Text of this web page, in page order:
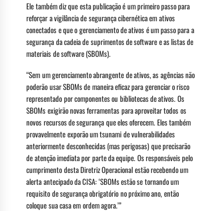
Ele também diz que esta publicação é um primeiro passo para
reforçar a vigilância de segurança cibernética em ativos
conectados e que o gerenciamento de ativos é um passo para a
segurança da cadeia de suprimentos de software e as listas de
materiais de software (SBOMs).
“Sem um gerenciamento abrangente de ativos, as agências não
poderão usar SBOMs de maneira eficaz para gerenciar o risco
representado por componentes ou bibliotecas de ativos. Os
SBOMs exigirão novas ferramentas para aproveitar todos os
novos recursos de segurança que eles oferecem. Eles também
provavelmente exporão um tsunami de vulnerabilidades
anteriormente desconhecidas (mas perigosas) que precisarão
de atenção imediata por parte da equipe. Os responsáveis ​​pelo
cumprimento desta Diretriz Operacional estão recebendo um
alerta antecipado da CISA: ‘SBOMs estão se tornando um
requisito de segurança obrigatório no próximo ano, então
coloque sua casa em ordem agora.’”